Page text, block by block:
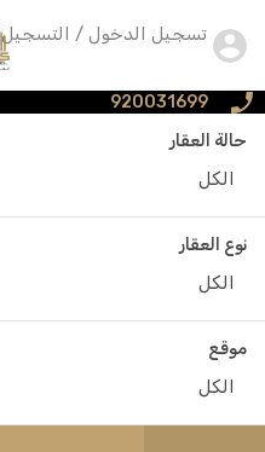
920031699
تسجيل الدخول / التسجيل
حالة العقار
الكل
نوع العقار
الكل
موقع
الكل